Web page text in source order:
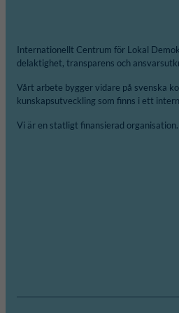
Internationellt Centrum för Lokal
delaktighet, transparens och
Vårt arbete bygger vidare på svenska
kunskapsutveckling som finns i ett
Vi är en statligt finansierad